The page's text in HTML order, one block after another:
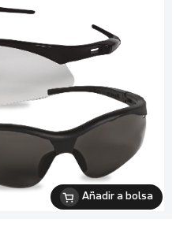
Añadir a bolsa